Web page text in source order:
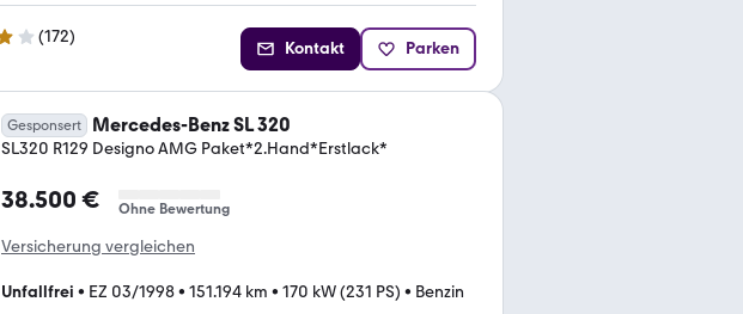
(172)
Kontakt Parken
Gesponsert Mercedes-Benz SL 320
SL320 R129 Designo AMG Paket*2.Hand*Erstlack*
38.500 € Ohne Bewertung
Versicherung vergleichen
Unfallfrei • EZ 03/1998• 151.194 km • 170 kW (231 PS) • Benzin